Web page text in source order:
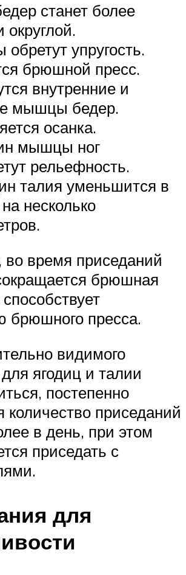
станет более
округлой.
обретут упругость.
брюшной пресс.
внутренние и
мышцы бедер.
осанка.
мышцы ног
рельефность.
талия уменьшится в
несколько
во время приседаний
брюшная
брюшного пресса.
видимого
для ягодиц и талии
постепенно
количество приседаний
в день, при этом
приседать с
для